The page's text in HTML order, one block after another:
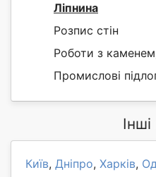
Ліпнина
Розпис стін
Роботи з
Промислові
Київ, Дніпро, Харків,